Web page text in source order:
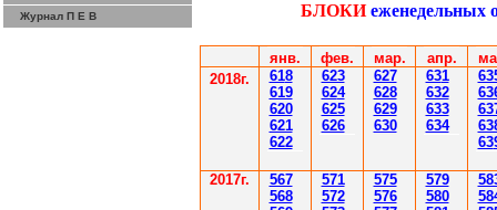
Журнал П Е В
БЛОКИ еженедельных
янв. фев. мар. апр.
2018г.
618
619
620
621
622
623
624
625
626
627
628
629
630
631
632
633
634
63
2017г.
567
568
571
572
575
576
579
580